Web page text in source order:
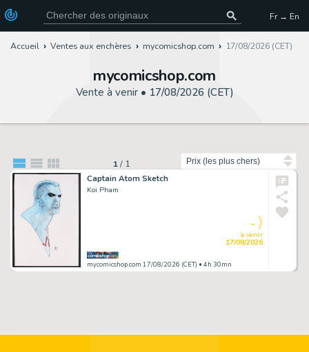
Fr → En
Accueil Ventes aux enchères mycomicshop.com 17/08/2026 (CET)
mycomicshop.com
Vente à venir • 17/08/2026 (CET)
1/ 1
Captain Atom Sketch
Koi Pham
mycomicshop.com 17/08/2026 (CET) • 4h 30mn
à venir
17/08/2026
-